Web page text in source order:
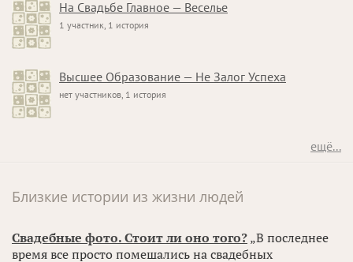
На Свадьбе Главное — Веселье
1 участник, 1 история
Высшее Образование — Не Залог Успеха
нет участников, 1 история
ещё...
Близкие истории из жизни людей
Свадебные фото. Стоит ли оно того? „В последнее
время все просто помешались на свадебных